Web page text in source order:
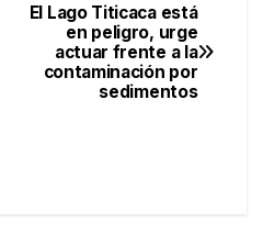
El Lago Titicaca está
en peligro, urge
actuar frente a la
contaminación por
sedimentos